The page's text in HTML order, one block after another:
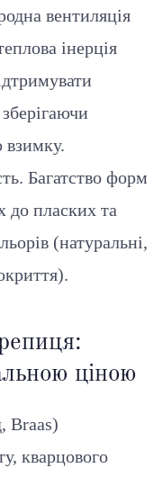
вентиляція
інерція
взимку.
Багатство форм
до пласких та
(натуральні,
ціною
Braas)
кварцового